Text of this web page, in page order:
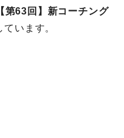
63回】新コーチング
います。